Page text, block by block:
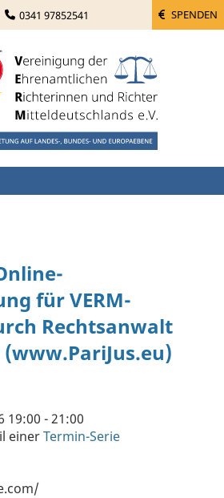
0341 97852541 SPENDEN
für VERM-
Rechtsanwalt
(www.PariJus.eu)
19:00 - 21:00
einerTermin-Serie